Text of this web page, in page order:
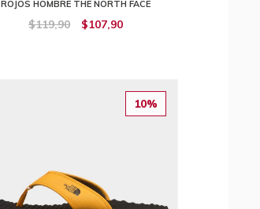
ROJOS HOMBRE THE NORTH FACE
$119,90 $107,90
10%